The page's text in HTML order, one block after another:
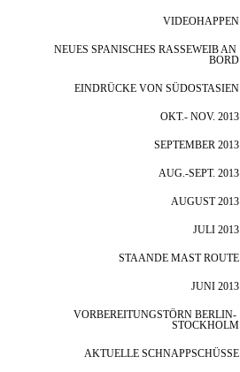
VIDEOHAPPEN
NEUES SPANISCHES RASSEWEIB AN
BORD
EINDRÜCKE VON SÜDOSTASIEN
OKT.- NOV. 2013
SEPTEMBER 2013
AUG.-SEPT. 2013
AUGUST 2013
JULI 2013
STAANDE MAST ROUTE
JUNI 2013
VORBEREITUNGSTÖRN BERLIN-
STOCKHOLM
AKTUELLE SCHNAPPSCHÜSSE